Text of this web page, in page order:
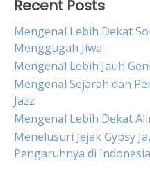
Recent Posts
Mengenal Lebih Dekat
Menggugah Jiwa
Mengenal Lebih Jauh
Mengenal Sejarah dan
Jazz
Mengenal Lebih Dekat
Menelusuri Jejak Gypsy
Pengaruhnya di Indonesia